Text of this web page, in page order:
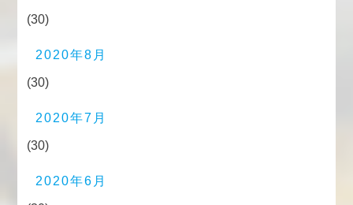
(30)
2020年8月
(30)
2020年7月
(30)
2020年6月